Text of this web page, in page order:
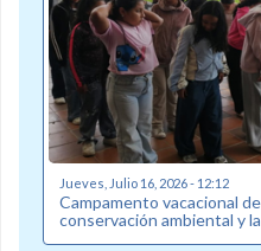
Jueves, Julio 16, 2026 - 12:12
Campamento vacacional
conservación ambiental y